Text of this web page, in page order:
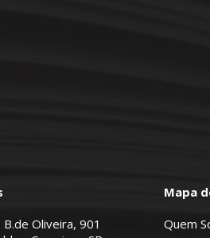
B.de Oliveira, 901
Mapa
Quem